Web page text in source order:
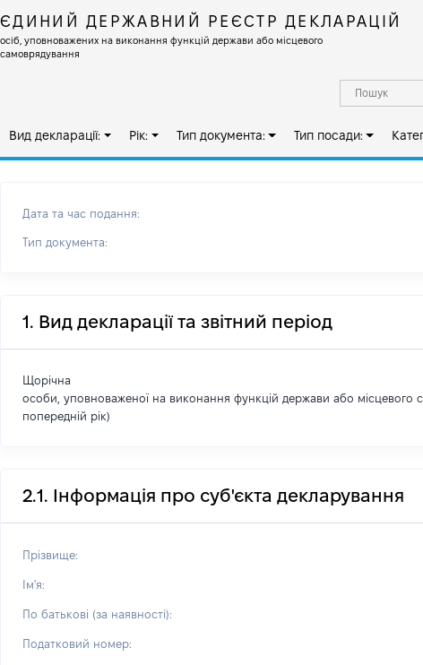
ЄДИНИЙ ДЕРЖАВНИЙ РЕЄСТР ДЕКЛАРАЦІЙ
осіб, уповноважених на виконання функцій держави або місцевого
самоврядування
Вид декларації: Рік: Тип документа: Тип посади:
Дата та час подання:
Тип документа:
1. Вид декларації та звітний період
Щорічна
особи, уповноваженої на виконання функцій держави або місцевого
попередній рік)
2.1. Інформація про суб'єкта декларування
Прізвище:
Ім'я:
По батькові (за наявності):
Податковий номер: